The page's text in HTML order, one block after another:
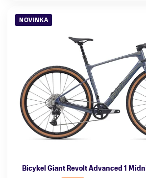
NOVINKA
Bicykel Giant Revolt Advanced 1